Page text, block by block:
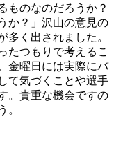
ものなのだろうか？
か？」沢山の意見の
多く出されました。
たつもりで考えるこ
金曜日には実際にバ
て気づくことや選手
。貴重な機会ですの
。